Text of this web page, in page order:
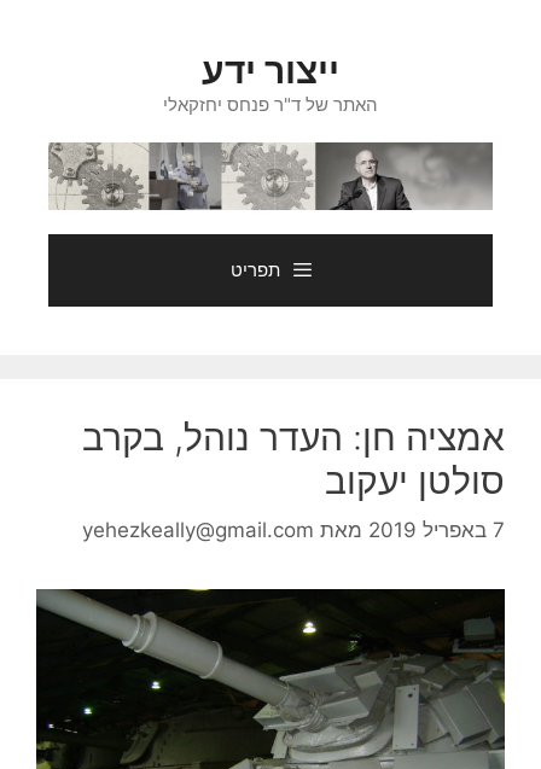
ייצור ידע
האתר של ד"ר פנחס יחזקאלי
תפריט
אמציה חן: העדר נוהל, בקרב
סולטן יעקוב
7 באפריל 2019 מאת yehezkeally@gmail.com